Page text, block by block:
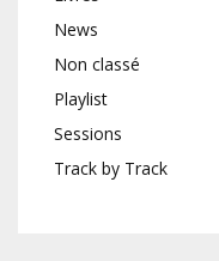
News
Non classé
Playlist
Sessions
Track by Track